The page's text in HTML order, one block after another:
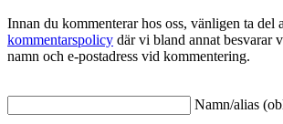
Innan du kommenterar hos oss, vänligen ta del
kommentarspolicy där vi bland annat besvarar
namn och e-postadress vid kommentering.
Namn/alias